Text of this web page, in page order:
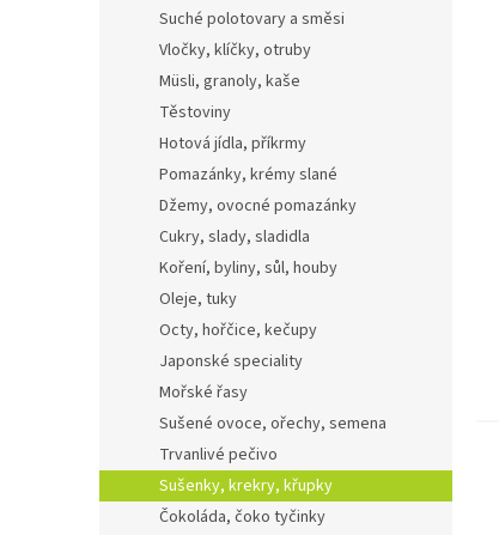
Suché polotovary a směsi
Vločky, klíčky, otruby
Müsli, granoly, kaše
Těstoviny
Hotová jídla, příkrmy
Pomazánky, krémy slané
Džemy, ovocné pomazánky
Cukry, slady, sladidla
Koření, byliny, sůl, houby
Oleje, tuky
Octy, hořčice, kečupy
Japonské speciality
Mořské řasy
Sušené ovoce, ořechy, semena
Trvanlivé pečivo
Sušenky, krekry, křupky
Čokoláda, čoko tyčinky